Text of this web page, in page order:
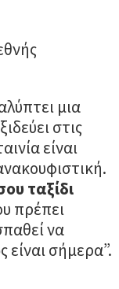
μια
στις
είναι
ταξίδι
πρέπει
να
σήμερα”.